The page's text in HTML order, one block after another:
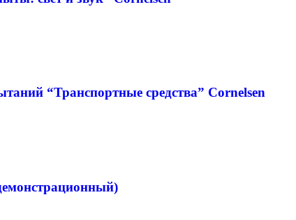
“Транспортные средства” Cornelsen